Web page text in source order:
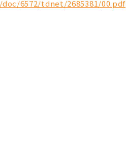
6572/tdnet/2685381/00.pdf